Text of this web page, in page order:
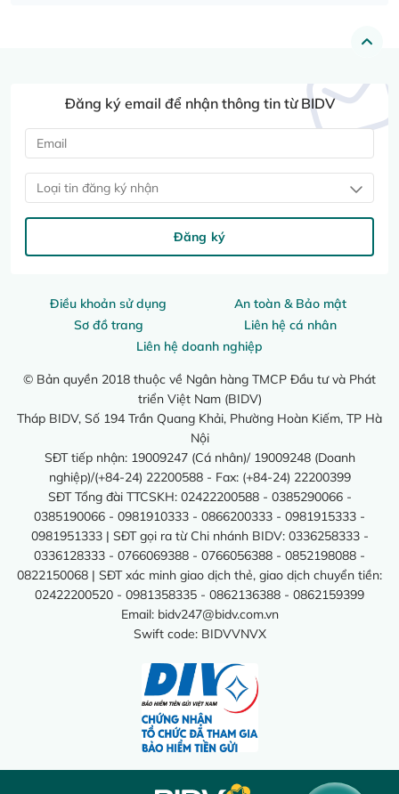
Điều khoản sử dụng
An toàn & Bảo mật
Sơ đồ trang
Liên hệ cá nhân
Liên hệ doanh nghiệp
© Bản quyền 2018 thuộc về Ngân hàng TMCP Đầu tư và Phát
triển Việt Nam (BIDV)
Tháp BIDV, Số 194 Trần Quang Khải, Phường Hoàn Kiếm, TP Hà
Nội
SĐT tiếp nhận: 19009247 (Cá nhân)/ 19009248 (Doanh
nghiệp)/(+84-24) 22200588 - Fax: (+84-24) 22200399
SĐT Tổng đài TTCSKH: 02422200588 - 0385290066 -
0385190066 - 0981910333 - 0866200333 - 0981915333 -
0981951333 | SĐT gọi ra từ Chi nhánh BIDV: 0336258333 -
0336128333 - 0766069388 - 0766056388 - 0852198088 -
0822150068 | SĐT xác minh giao dịch thẻ, giao dịch chuyển tiền:
02422200520 - 0981358335 - 0862136388 - 0862159399
Email: bidv247@bidv.com.vn
Swift code: BIDVVNVX
Đăng ký email để nhận thông tin từ BIDV
Loại tin đăng ký nhận
Đăng ký